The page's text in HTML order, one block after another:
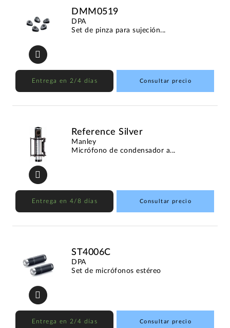
DMM0519
DPA
Set de pinza para sujeción...
Entrega en 2/4 días Consultar precio
Reference Silver
Manley
Micrófono de condensador a...
Entrega en 4/8 días Consultar precio
ST4006C
DPA
Set de micrófonos estéreo
Entrega en 2/4 días Consultar precio